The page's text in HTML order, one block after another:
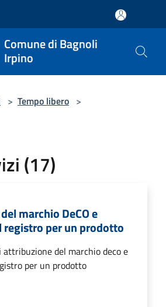
Comune di Bagnoli
Irpino
> Tempo libero >
(17)
marchio DeCO e
registro per un prodotto
attribuzione del marchio deco e
per un prodotto